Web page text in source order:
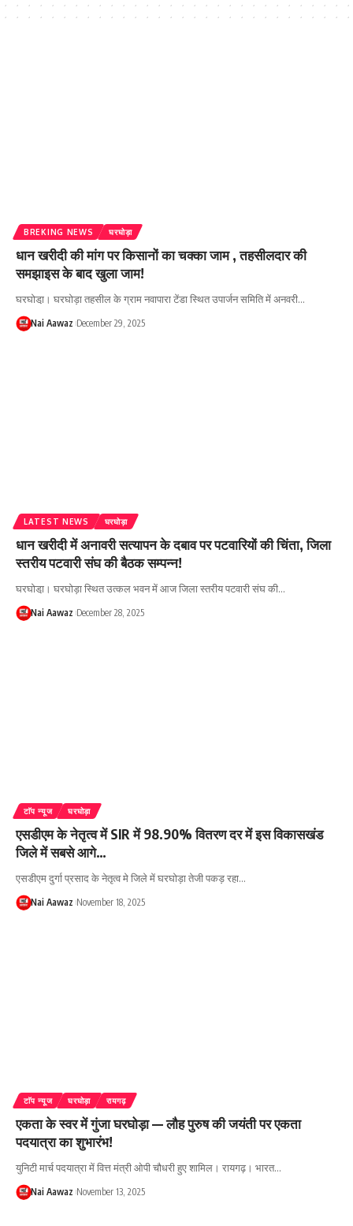
BREKING NEWS घरघोड़ा
धान खरीदी की मांग पर किसानों का चक्का जाम , तहसीलदार की
समझाइस के बाद खुला जाम!
घरघोडा़। घरघोड़ा तहसील के ग्राम नवापारा टेंडा स्थित उपार्जन समिति में अनवरी…
Nai Aawaz December 29, 2025
LATEST NEWS घरघोड़ा
धान खरीदी में अनावरी सत्यापन के दबाव पर पटवारियों की चिंता, जिला
स्तरीय पटवारी संघ की बैठक सम्पन्न!
घरघोडा़। घरघोड़ा स्थित उत्कल भवन में आज जिला स्तरीय पटवारी संघ की…
Nai Aawaz December 28, 2025
टाॅप न्यूज घरघोड़ा
एसडीएम के नेतृत्व में SIR में 98.90% वितरण दर में इस विकासखंड
जिले में सबसे आगे…
एसडीएम दुर्गा प्रसाद के नेतृत्व मे जिले में घरघोड़ा तेजी पकड़ रहा…
Nai Aawaz November 18, 2025
टाॅप न्यूज घरघोड़ा रायगढ़
एकता के स्वर में गुंजा घरघोड़ा — लौह पुरुष की जयंती पर एकता
पदयात्रा का शुभारंभ!
युनिटी मार्च पदयात्रा में वित्त मंत्री ओपी चौधरी हुए शामिल। रायगढ़। भारत…
Nai Aawaz November 13, 2025